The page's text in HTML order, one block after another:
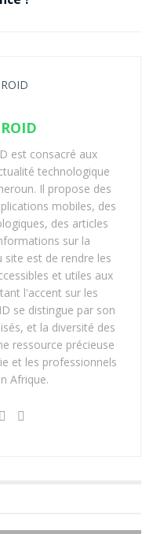
est consacré aux
technologique
Il propose des
mobiles, des
des articles
sur la
est de rendre les
et utiles aux
l'accent sur les
se distingue par son
et la diversité des
ressource précieuse
et les professionnels
Afrique.